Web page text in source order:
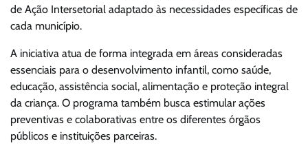
de Ação Intersetorial adaptado às necessidades específicas de
cada município.
A iniciativa atua de forma integrada em áreas consideradas
essenciais para o desenvolvimento infantil, como saúde,
educação, assistência social, alimentação e proteção integral
da criança. O programa também busca estimular ações
preventivas e colaborativas entre os diferentes órgãos
públicos e instituições parceiras.